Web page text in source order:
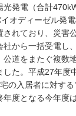
発電（合計
オディーゼル発
されており、災害
から一括受電し
道をまたぐ複数
た。平成27年度
の入居者に対す
度となる今年度